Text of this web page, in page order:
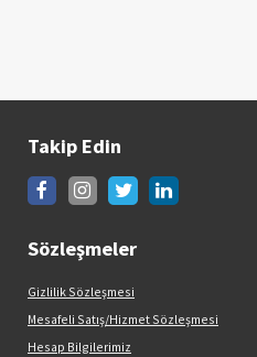
Takip Edin
Sözleşmeler
Gizlilik Sözleşmesi
Mesafeli Satış/Hizmet Sözleşmesi
Hesap Bilgilerimiz